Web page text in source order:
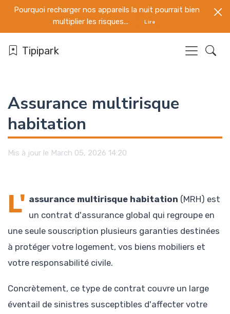
Pourquoi recharger nos appareils la nuit pourrait bien
multiplier les risques...
Lire
Tipipark
Assurance multirisque
habitation
Mis à jour le March 05, 2026 14:20
L' assurance multirisque habitation (MRH) est
un contrat d'assurance global qui regroupe en
une seule souscription plusieurs garanties destinées
à protéger votre logement, vos biens mobiliers et
votre responsabilité civile.
Concrètement, ce type de contrat couvre un large
éventail de sinistres susceptibles d'affecter votre